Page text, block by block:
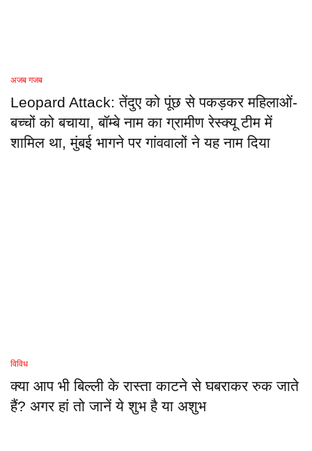
अजब गजब
Leopard Attack: तेंदुए को पूंछ से पकड़कर महिलाओं-
बच्चों को बचाया, बॉम्बे नाम का ग्रामीण रेस्क्यू टीम में
शामिल था, मुंबई भागने पर गांववालों ने यह नाम दिया
विविध
क्या आप भी बिल्ली के रास्ता काटने से घबराकर रुक जाते
हैं? अगर हां तो जानें ये शुभ है या अशुभ